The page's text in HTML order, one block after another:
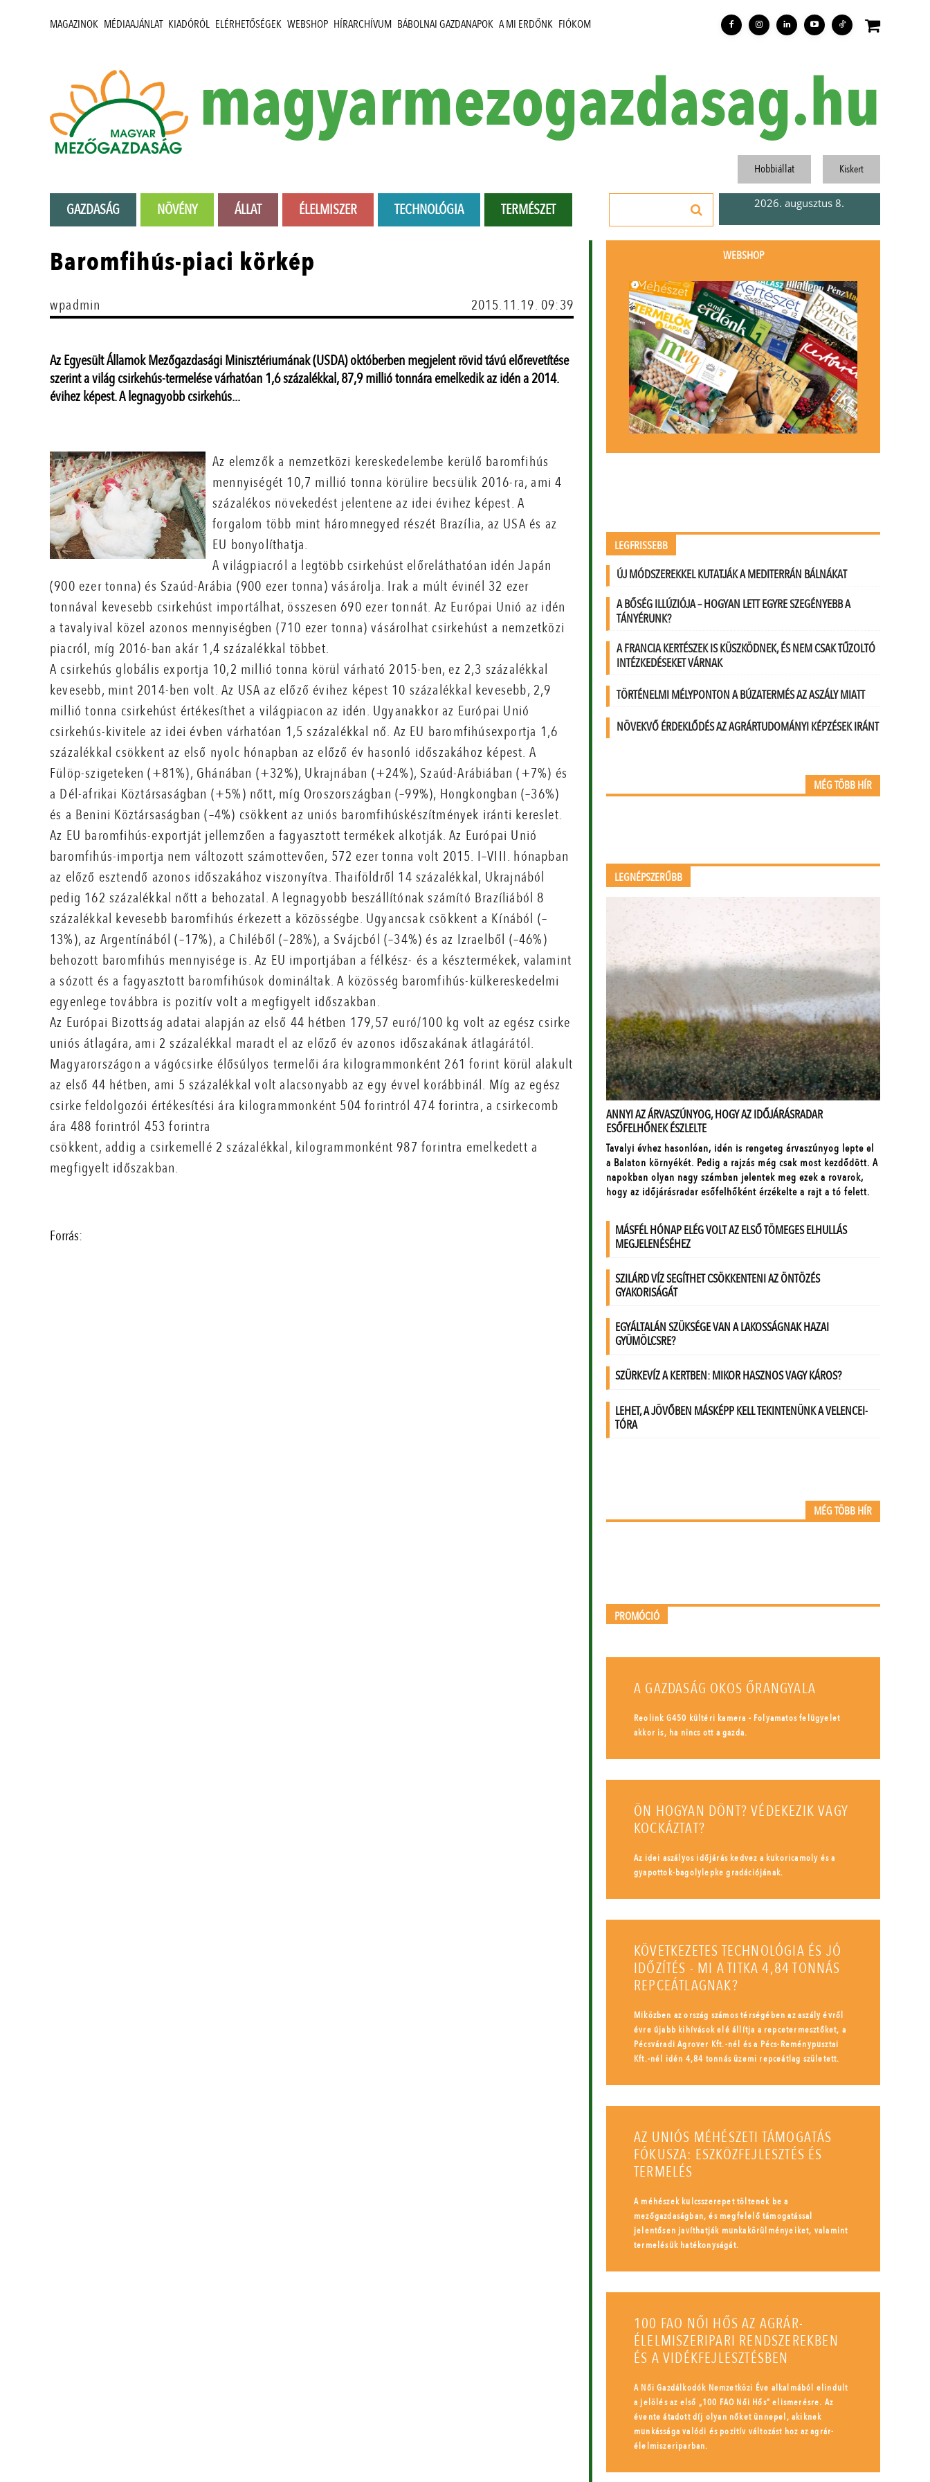
MAGAZINOK MÉDIAAJÁNLAT KIADÓRÓL ELÉRHETŐSÉGEK WEBSHOP HÍRARCHÍVUM BÁBOLNAI GAZDANAPOK A MI ERDŐNK FIÓKOM
magyarmezogazdasag.hu
GAZDASÁG NÖVÉNY ÁLLAT ÉLELMISZER TECHNOLÓGIA TERMÉSZET
Hobbiállat Kiskert
2026. augusztus 8.
Baromfihús-piaci körkép
wpadmin 2015.11.19. 09:39
Az Egyesült Államok Mezőgazdasági Minisztériumának (USDA) októberben megjelent rövid távú előrevetítése
szerint a világ csirkehús-termelése várhatóan 1,6 százalékkal, 87,9 millió tonnára emelkedik az idén a 2014.
évihez képest. A legnagyobb csirkehús...
Az elemzők a nemzetközi kereskedelembe kerülő baromfihús
mennyiségét 10,7 millió tonna körülire becsülik 2016-ra, ami 4
százalékos növekedést jelentene az idei évihez képest. A
forgalom több mint háromnegyed részét Brazília, az USA és az
EU bonyolíthatja.
A világpiacról a legtöbb csirkehúst előreláthatóan idén Japán
(900 ezer tonna) és Szaúd-Arábia (900 ezer tonna) vásárolja. Irak a múlt évinél 32 ezer
tonnával kevesebb csirkehúst importálhat, összesen 690 ezer tonnát. Az Európai Unió az idén
a tavalyival közel azonos mennyiségben (710 ezer tonna) vásárolhat csirkehúst a nemzetközi
piacról, míg 2016-ban akár 1,4 százalékkal többet.
A csirkehús globális exportja 10,2 millió tonna körül várható 2015-ben, ez 2,3 százalékkal
kevesebb, mint 2014-ben volt. Az USA az előző évihez képest 10 százalékkal kevesebb, 2,9
millió tonna csirkehúst értékesíthet a világpiacon az idén. Ugyanakkor az Európai Unió
csirkehús-kivitele az idei évben várhatóan 1,5 százalékkal nő. Az EU baromfihúsexportja 1,6
százalékkal csökkent az első nyolc hónapban az előző év hasonló időszakához képest. A
Fülöp-szigeteken (+81%), Ghánában (+32%), Ukrajnában (+24%), Szaúd-Arábiában (+7%) és
a Dél-afrikai Köztársaságban (+5%) nőtt, míg Oroszországban (–99%), Hongkongban (–36%)
és a Benini Köztársaságban (–4%) csökkent az uniós baromfihúskészítmények iránti kereslet.
Az EU baromfihús-exportját jellemzően a fagyasztott termékek alkotják. Az Európai Unió
baromfihús-importja nem változott számottevően, 572 ezer tonna volt 2015. I–VIII. hónapban
az előző esztendő azonos időszakához viszonyítva. Thaiföldről 14 százalékkal, Ukrajnából
pedig 162 százalékkal nőtt a behozatal. A legnagyobb beszállítónak számító Brazíliából 8
százalékkal kevesebb baromfihús érkezett a közösségbe. Ugyancsak csökkent a Kínából (–
13%), az Argentínából (–17%), a Chiléből (–28%), a Svájcból (–34%) és az Izraelből (–46%)
behozott baromfihús mennyisége is. Az EU importjában a félkész- és a késztermékek, valamint
a sózott és a fagyasztott baromfihúsok domináltak. A közösség baromfihús-külkereskedelmi
egyenlege továbbra is pozitív volt a megfigyelt időszakban.
Az Európai Bizottság adatai alapján az első 44 hétben 179,57 euró/100 kg volt az egész csirke
uniós átlagára, ami 2 százalékkal maradt el az előző év azonos időszakának átlagárától.
Magyarországon a vágócsirke élősúlyos termelői ára kilogrammonként 261 forint körül alakult
az első 44 hétben, ami 5 százalékkal volt alacsonyabb az egy évvel korábbinál. Míg az egész
csirke feldolgozói értékesítési ára kilogrammonként 504 forintról 474 forintra, a csirkecomb
ára 488 forintról 453 forintra
csökkent, addig a csirkemellé 2 százalékkal, kilogrammonként 987 forintra emelkedett a
megfigyelt időszakban.
Forrás:
WEBSHOP
LEGFRISSEBB
ÚJ MÓDSZEREKKEL KUTATJÁK A MEDITERRÁN BÁLNÁKAT
A BŐSÉG ILLÚZIÓJA – HOGYAN LETT EGYRE SZEGÉNYEBB A
TÁNYÉRUNK?
A FRANCIA KERTÉSZEK IS KÜSZKÖDNEK, ÉS NEM CSAK TŰZOLTÓ
INTÉZKEDÉSEKET VÁRNAK
TÖRTÉNELMI MÉLYPONTON A BÚZATERMÉS AZ ASZÁLY MIATT
NÖVEKVŐ ÉRDEKLŐDÉS AZ AGRÁRTUDOMÁNYI KÉPZÉSEK IRÁNT
MÉG TÖBB HÍR
LEGNÉPSZERŰBB
MÉG TÖBB HÍR
PROMÓCIÓ
A GAZDASÁG OKOS ŐRANGYALA
Reolink G450 kültéri kamera - Folyamatos felügyelet
akkor is, ha nincs ott a gazda.
ÖN HOGYAN DÖNT? VÉDEKEZIK VAGY
KOCKÁZTAT?
Az idei aszályos időjárás kedvez a kukoricamoly és a
gyapottok-bagolylepke gradációjának.
KÖVETKEZETES TECHNOLÓGIA ÉS JÓ
IDŐZÍTÉS - MI A TITKA 4,84 TONNÁS
REPCEÁTLAGNAK?
Miközben az ország számos térségében az aszály évről
évre újabb kihívások elé állítja a repcetermesztőket, a
Pécsváradi Agrover Kft.-nél és a Pécs-Reménypusztai
Kft.-nél idén 4,84 tonnás üzemi repceátlag született.
AZ UNIÓS MÉHÉSZETI TÁMOGATÁS
FÓKUSZA: ESZKÖZFEJLESZTÉS ÉS
TERMELÉS
A méhészek kulcsszerepet töltenek be a
mezőgazdaságban, és megfelelő támogatással
jelentősen javíthatják munkakörülményeiket, valamint
termelésük hatékonyságát.
100 FAO NŐI HŐS AZ AGRÁR-
ÉLELMISZERIPARI RENDSZEREKBEN
ÉS A VIDÉKFEJLESZTÉSBEN
A Női Gazdálkodók Nemzetközi Éve alkalmából elindult
a jelölés az első „100 FAO Női Hős” elismerésre. Az
évente átadott díj olyan nőket ünnepel, akiknek
munkássága valódi és pozitív változást hoz az agrár-
élelmiszeriparban.